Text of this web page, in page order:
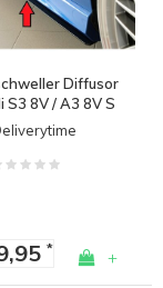
Diffusor
S3 8V / A3 8V S
Cabrio
* +